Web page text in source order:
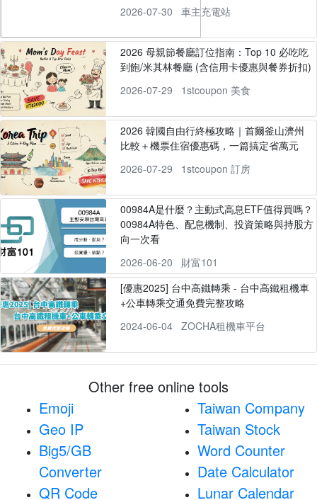
2026-07-30
車主充電站
2026 母親節餐廳訂位指南：Top 10 必吃吃
到飽/米其林餐廳 (含信用卡優惠與餐券折扣)
2026-07-29
1stcoupon 美食
2026 韓國自由行終極攻略｜首爾釜山濟州
比較＋機票住宿優惠碼，一篇搞定省萬元
2026-07-29
1stcoupon 訂房
00984A是什麼？主動式高息ETF值得買嗎？
00984A特色、配息機制、投資策略與持股方
向一次看
2026-06-20
財富101
[優惠2025] 台中高鐵轉乘 - 台中高鐵租機車
+公車轉乘交通免費完整攻略
2024-06-04
ZOCHA租機車平台
Other free online tools
Emoji
Geo IP
Big5/GB
Converter
QR Code
Taiwan Company
Taiwan Stock
Word Counter
Date Calculator
Lunar Calendar